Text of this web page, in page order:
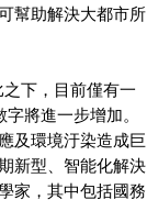
幫助解決大都市所
下，目前僅有一
將進一步增加。
及環境汙染造成巨
新型、智能化解決
家，其中包括國務